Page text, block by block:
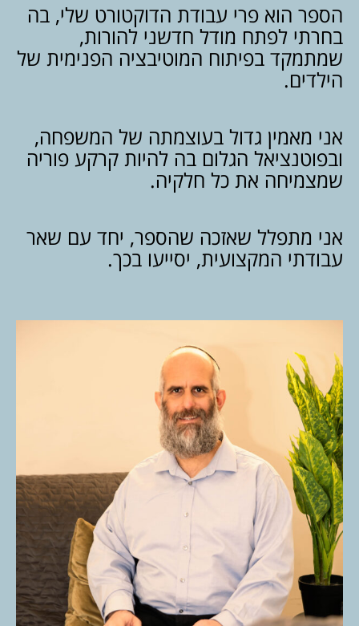
הספר הוא פרי עבודת הדוקטורט שלי, בה
בחרתי לפתח מודל חדשני להורות,
שמתמקד בפיתוח המוטיבציה הפנימית של
הילדים.
אני מאמין גדול בעוצמתה של המשפחה,
ובפוטנציאל הגלום בה להיות קרקע פוריה
שמצמיחה את כל חלקיה.
אני מתפלל שאזכה שהספר, יחד עם שאר
עבודתי המקצועית, יסייעו בכך.